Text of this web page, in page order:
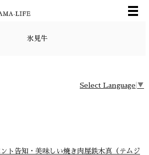
メ
氷見牛
Select Language ▼
ト告知・美味しい焼き肉屋鉄木真（テムジ